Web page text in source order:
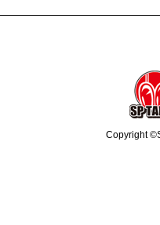
Copyright